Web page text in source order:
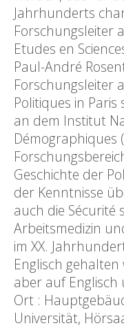
Jahrhunderts
Forschungsleiter
Etudes en
Paul-André
Forschungsleiter
Politiques in
an dem Institut
Démographiques
Geschichte der
der Kenntnisse
auch die Sécurité
Arbeitsmedizin
im XX.
Englisch
aber auf
Ort :
Universität,